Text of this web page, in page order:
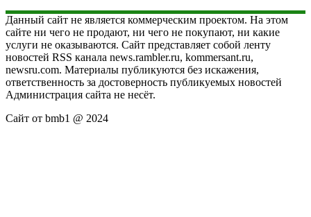
Данный сайт не является коммерческим проектом. На этом
сайте ни чего не продают, ни чего не покупают, ни какие
услуги не оказываются. Сайт представляет собой ленту
новостей RSS канала news.rambler.ru, kommersant.ru,
newsru.com. Материалы публикуются без искажения,
ответственность за достоверность публикуемых новостей
Администрация сайта не несёт.
Сайт от bmb1 @ 2024